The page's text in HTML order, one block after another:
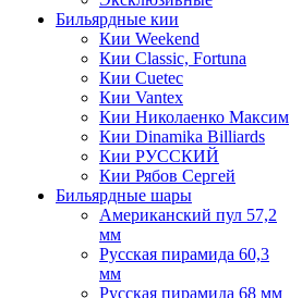
Бильярдные кии
Кии Weekend
Кии Classic, Fortuna
Кии Cuetec
Кии Vantex
Кии Николаенко Максим
Кии Dinamika Billiards
Кии РУССКИЙ
Кии Рябов Сергей
Бильярдные шары
Американский пул 57,2
мм
Русская пирамида 60,3
мм
Русская пирамида 68 мм